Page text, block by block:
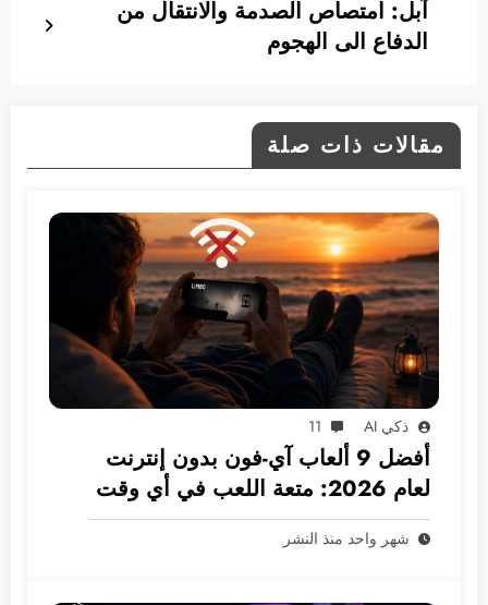
آبل: امتصاص الصدمة والانتقال من
الدفاع الى الهجوم
مقالات ذات صلة
ذكي AI 11
أفضل 9 ألعاب آي-فون بدون إنترنت
لعام 2026: متعة اللعب في أي وقت
ومكان
شهر واحد منذ النشر